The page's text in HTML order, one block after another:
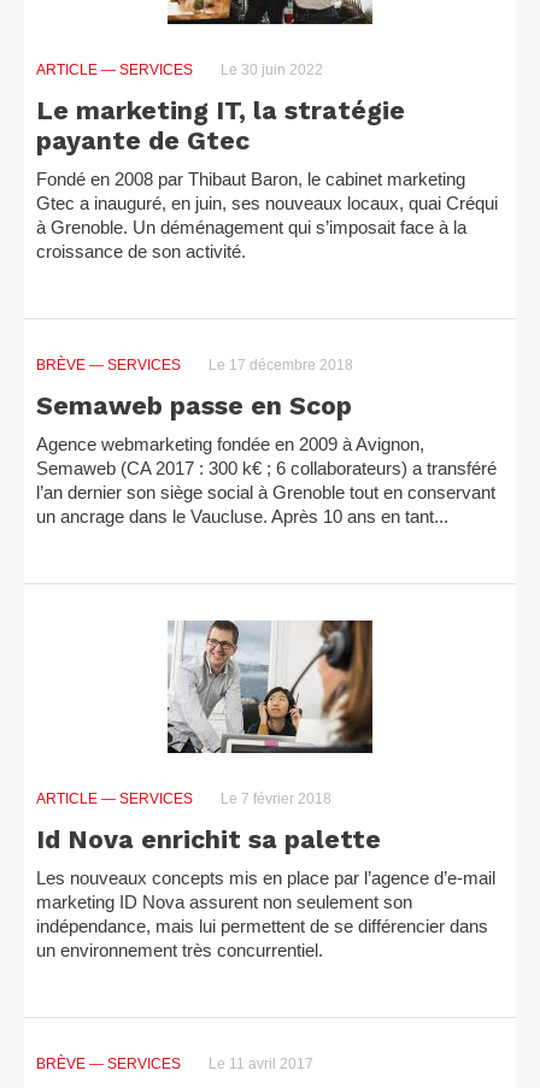
ARTICLE — SERVICES Le 30 juin 2022
Le marketing IT, la stratégie
payante de Gtec
Fondé en 2008 par Thibaut Baron, le cabinet marketing
Gtec a inauguré, en juin, ses nouveaux locaux, quai Créqui
à Grenoble. Un déménagement qui s’imposait face à la
croissance de son activité.
BRÈVE — SERVICES Le 17 décembre 2018
Semaweb passe en Scop
Agence webmarketing fondée en 2009 à Avignon,
Semaweb (CA 2017 : 300 k€ ; 6 collaborateurs) a transféré
l’an dernier son siège social à Grenoble tout en conservant
un ancrage dans le Vaucluse. Après 10 ans en tant...
ARTICLE — SERVICES Le 7 février 2018
Id Nova enrichit sa palette
Les nouveaux concepts mis en place par l’agence d’e-mail
marketing ID Nova assurent non seulement son
indépendance, mais lui permettent de se différencier dans
un environnement très concurrentiel.
BRÈVE — SERVICES Le 11 avril 2017